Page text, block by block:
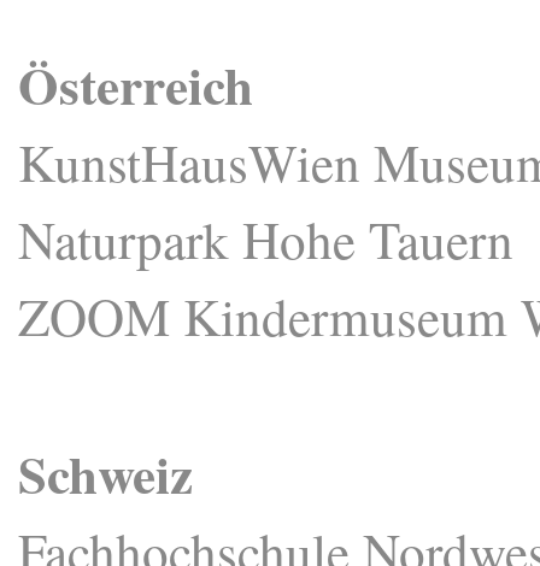
Österreich
KunstHausWien
Naturpark Hohe Tauern
ZOOM Kindermuseum
Schweiz
Fachhochschule